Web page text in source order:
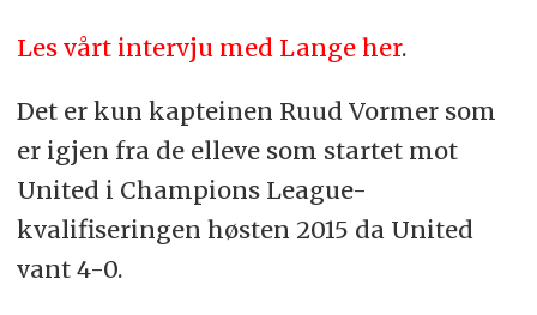
Les vårt intervju med Lange her.
Det er kun kapteinen Ruud Vormer som
er igjen fra de elleve som startet mot
United i Champions League-
kvalifiseringen høsten 2015 da United
vant 4-0.